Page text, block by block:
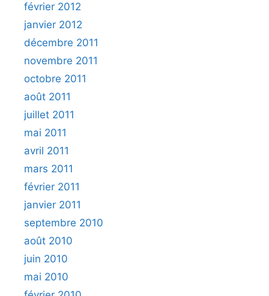
février 2012
janvier 2012
décembre 2011
novembre 2011
octobre 2011
août 2011
juillet 2011
mai 2011
avril 2011
mars 2011
février 2011
janvier 2011
septembre 2010
août 2010
juin 2010
mai 2010